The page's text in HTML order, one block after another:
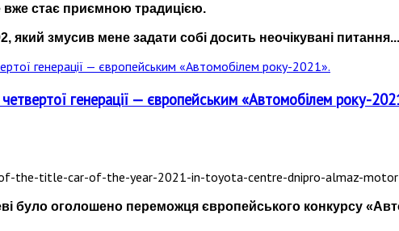
вже стає приємною традицією.
який змусив мене задати собі досить неочікувані питання...
генерації — європейським «Автомобілем року-
було оголошено переможця європейського конкурсу «